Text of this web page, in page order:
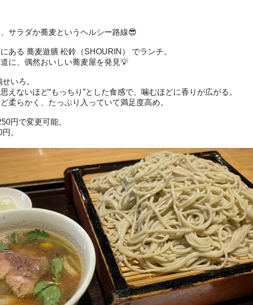
サラダか蕎麦というヘルシー路線😎
ある 蕎麦遊膳 松鈴（SHOURIN） でランチ。
に、偶然おいしい蕎麦屋を発見💡
いろ。
えないほど“もっちり”とした食感で、噛むほどに香りが広がる。
柔らかく、たっぷり入っていて満足度高め。
円で変更可能。
。